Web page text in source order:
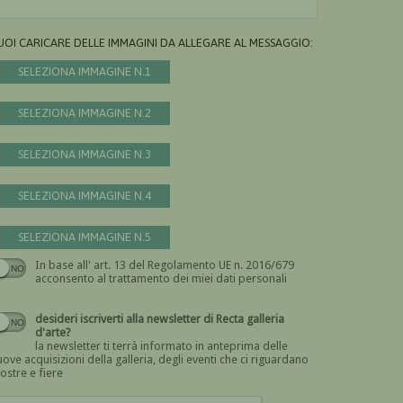
CARICARE DELLE IMMAGINI DA ALLEGARE AL MESSAGGIO:
SELEZIONA IMMAGINE N.1
SELEZIONA IMMAGINE N.2
SELEZIONA IMMAGINE N.3
SELEZIONA IMMAGINE N.4
SELEZIONA IMMAGINE N.5
In base all' art. 13 del Regolamento UE n. 2016/679
acconsento al trattamento dei miei dati personali
Devi dare il consenso
desideri iscriverti alla newsletter di Recta galleria
d'arte?
la newsletter ti terrà informato in anteprima delle
acquisizioni della galleria, degli eventi che ci riguardano
e fiere